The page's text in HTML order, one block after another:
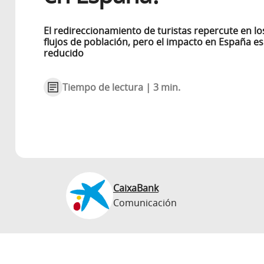
El redireccionamiento de turistas repercute en
flujos de población, pero el impacto en España es
reducido
Tiempo de lectura | 3 min.
CaixaBank
Comunicación